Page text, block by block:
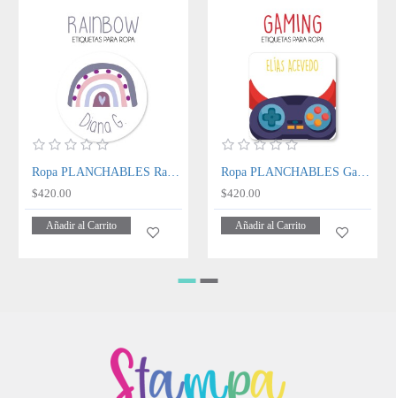
Ropa PLANCHABLES Rainbow
$420.00
Añadir al Carrito
Ropa PLANCHABLES Gaming
$420.00
Añadir al Carrito